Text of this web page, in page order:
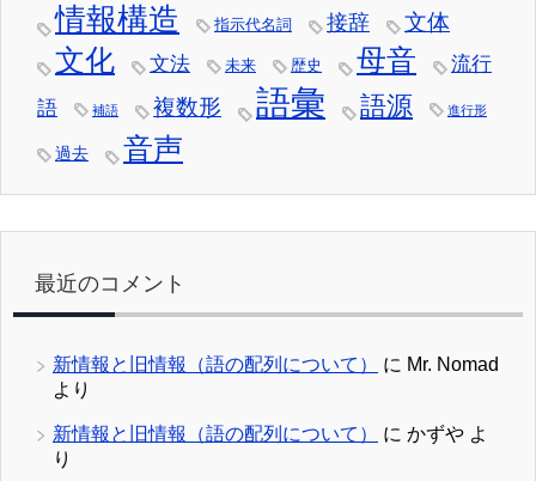
情報構造
指示代名詞 接辞 文体
文化 文法 未来 歴史 母音
流行
語
補語 複数形 語彙 語源 進行形
過去 音声
最近のコメント
新情報と旧情報（語の配列について） に Mr. Nomad
より
新情報と旧情報（語の配列について） に かずや よ
り